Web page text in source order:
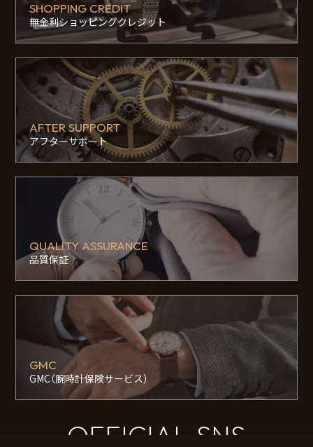
SHOPPING CREDIT
無金利ショッピングクレジット
AFTER SUPPORT
アフターサポート
QUALITY ASSURANCE
品質保証
GMC
GMC（腕時計保険サービス）
OFFICIAL SNS